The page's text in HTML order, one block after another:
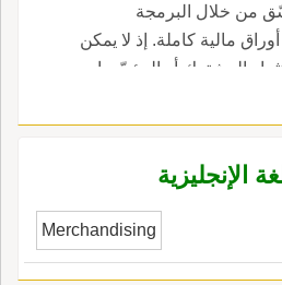
من خلال البرمجة
مالية كاملة. إذ لا يمكن
المشترك أو المؤسّسات
فردية لشراء أو بيع كميّات
بل يقدّموا هذه الطلبيات
، في الإنجليزية، هي
الإنجليزية
Merchandising